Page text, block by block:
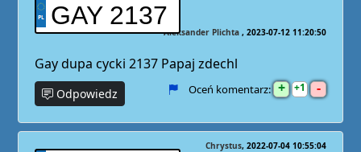
GAY 2137
Aleksander Plichta 2023-07-12 11:20:50
Gay dupa cycki 2137 Papaj zdechl
Odpowiedz Oceń komentarz: + 1 -
Chrystus 2022-07-04 10:55:04